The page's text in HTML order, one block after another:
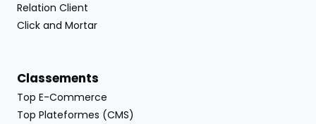
Relation Client
Click and Mortar
Classements
Top E-Commerce
Top Plateformes (CMS)